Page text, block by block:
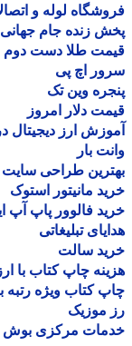
لوله و اتصالات
زنده جام جهانی
طلا دست دوم
اچ پی
وین تک
دلار امروز
ارز دیجیتال در
بار
طراحی سایت یزد
مانیتور استوک
فالوور پاپ آپ
تبلیغاتی
سالت
چاپ کتاب با
کتاب ویژه رتبه
موزیک
مرکزی بوش